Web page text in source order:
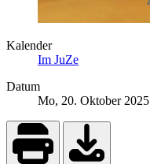
Kalender
Im JuZe
Datum
Mo, 20. Oktober 2025